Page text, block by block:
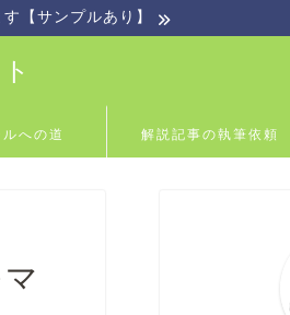
【サンプルあり】
への道 解説記事の執筆依頼